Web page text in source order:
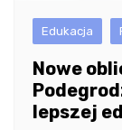
Edukacja
Nowe
lepszej